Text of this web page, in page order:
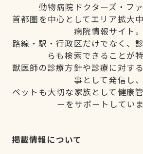
動物病院ドクターズ・ファ
首都圏を中心としてエリア拡大
病院情報サイト。
路線・駅・行政区だけでなく、
らも検索できることが特
獣医師の診療方針や診療に対す
事として発信し、
ペットも大切な家族として健康
ーをサポートしていま
掲載情報について